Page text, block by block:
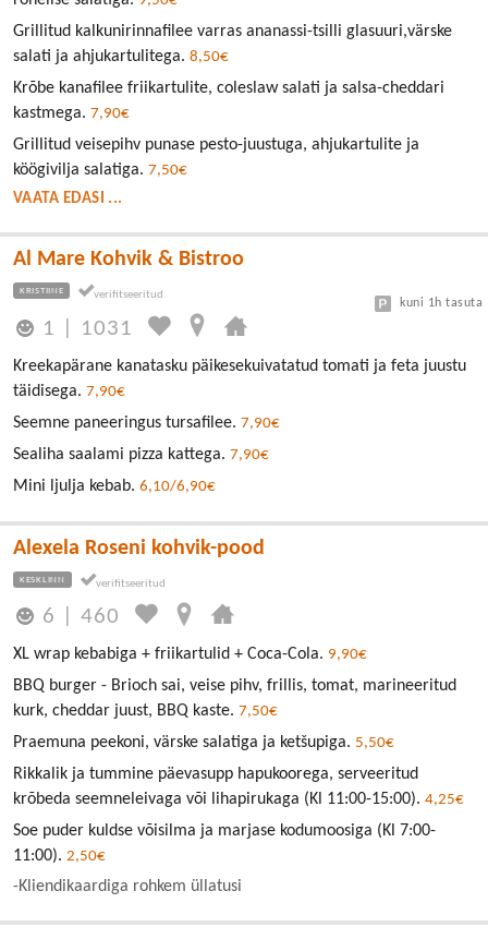
Grillitud kalkunirinnafilee varras ananassi-tsilli glasuuri,värske
salati ja ahjukartulitega. 8,50€
Krõbe kanafilee friikartulite, coleslaw salati ja salsa-cheddari
kastmega. 7,90€
Grillitud veisepihv punase pesto-juustuga, ahjukartulite ja
köögivilja salatiga. 7,50€
VAATA EDASI ...
Al Mare Kohvik & Bistroo
KRISTIINE
1 1031
kuni 1h tasuta
Kreekapärane kanatasku päikesekuivatatud tomati ja feta juustu
täidisega. 7,90€
Seemne paneeringus tursafilee. 7,90€
Sealiha saalami pizza kattega. 7,90€
Mini ljulja kebab. 6,10/6,90€
Alexela Roseni kohvik-pood
KESKLINN
6 |460
XL wrap kebabiga + friikartulid + Coca-Cola. 9,90€
BBQ burger - Brioch sai, veise pihv, frillis, tomat, marineeritud
kurk, cheddar juust, BBQ kaste. 7,50€
Praemuna peekoni, värske salatiga ja ketšupiga. 5,50€
Rikkalik ja tummine päevasupp hapukoorega, serveeritud
krõbeda seemneleivaga või lihapirukaga (Kl 11:00-15:00). 4,25€
Soe puder kuldse võisilma ja marjase kodumoosiga (Kl 7:00-
11:00). 2,50€
-Kliendikaardiga rohkem üllatusi